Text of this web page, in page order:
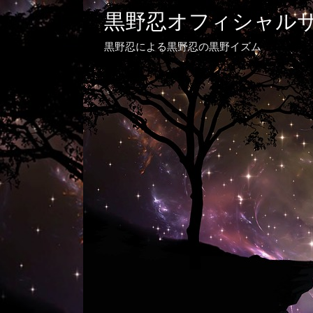
黒野忍オフィシャル
黒野忍による黒野忍の黒野イズム